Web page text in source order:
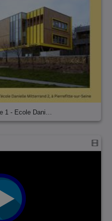
1 - Ecole Dani…